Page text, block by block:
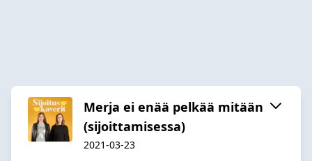
Merja ei enää pelkää mitään
(sijoittamisessa)
2021-03-23